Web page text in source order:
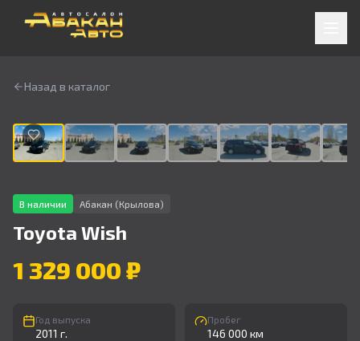
Назад в каталог
В наличии Абакан (Крылова)
Toyota Wish
1 329 000 ₽
Год выпуска
2011 г.
Пробег
146 000 км